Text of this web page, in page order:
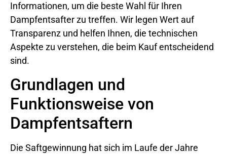
Informationen, um die beste Wahl für Ihren
Dampfentsafter zu treffen. Wir legen Wert auf
Transparenz und helfen Ihnen, die technischen
Aspekte zu verstehen, die beim Kauf entscheidend
sind.
Grundlagen und
Funktionsweise von
Dampfentsaftern
Die Saftgewinnung hat sich im Laufe der Jahre